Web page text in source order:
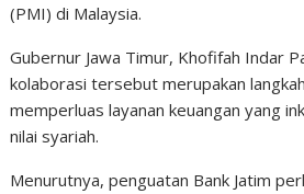
(PMI) di Malaysia.
Gubernur Jawa Timur, Khofifah Indar
kolaborasi tersebut merupakan
memperluas layanan keuangan yang
nilai syariah.
Menurutnya, penguatan Bank Jatim